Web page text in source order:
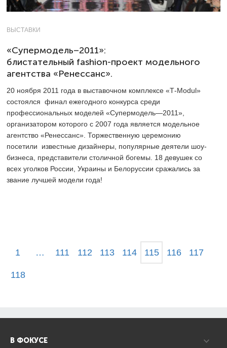
ВЫСТАВКИ
«Супермодель–2011»:
блистательный fashion-проект модельного
агентства «Ренессанс».
20 ноября 2011 года в выставочном комплексе «Т-Modul»
состоялся финал ежегодного конкурса среди
профессиональных моделей «Супермодель―2011»,
организатором которого с 2007 года является модельное
агентство «Ренессанс». Торжественную церемонию
посетили известные дизайнеры, популярные деятели шоу-
бизнеса, представители столичной богемы. 18 девушек со
всех уголков России, Украины и Белоруссии сражались за
звание лучшей модели года!
1 … 111 112 113 114 115 116 117
118
В ФОКУСЕ